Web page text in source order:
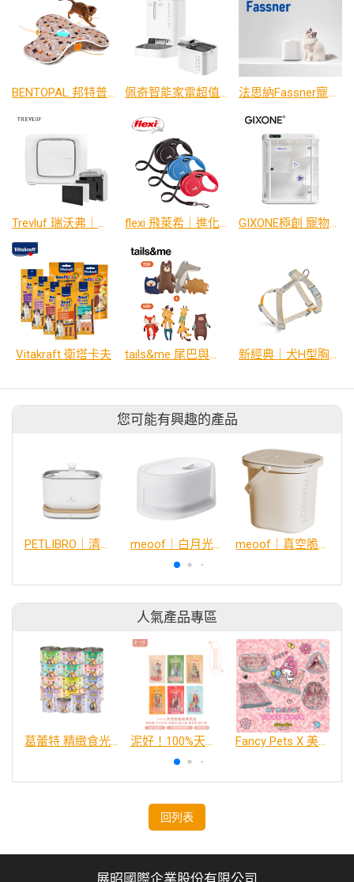
BENTOPAL 邦特普｜智能響紙狩獵遊戲墊-貓咪款/藍色星星款 佩奇智能家電超值組 - 水機+餵食器 法思納Fassner寵物鮮食調理機
Trevluf 瑞沃弗｜寵物吸毛機 PAK MAX flexi 飛萊希｜進化系列 外出用帶狀伸縮牽繩 GIXONE極創 寵物智能艙｜J2
Vitakraft 衛塔卡夫
您可能有興趣的產品
PETLIBRO｜清泉飲水機 (智能版) meoof｜白月光恆溫飲水機 meoof｜真空脆脆桶
人氣產品專區
葛蕾特 精緻食光 主食貓罐、貓餐包 泥好！100%天然營養蔬果肉泥 Fancy Pets X 美樂蒂 百變造型寵物睡床墊
回列表